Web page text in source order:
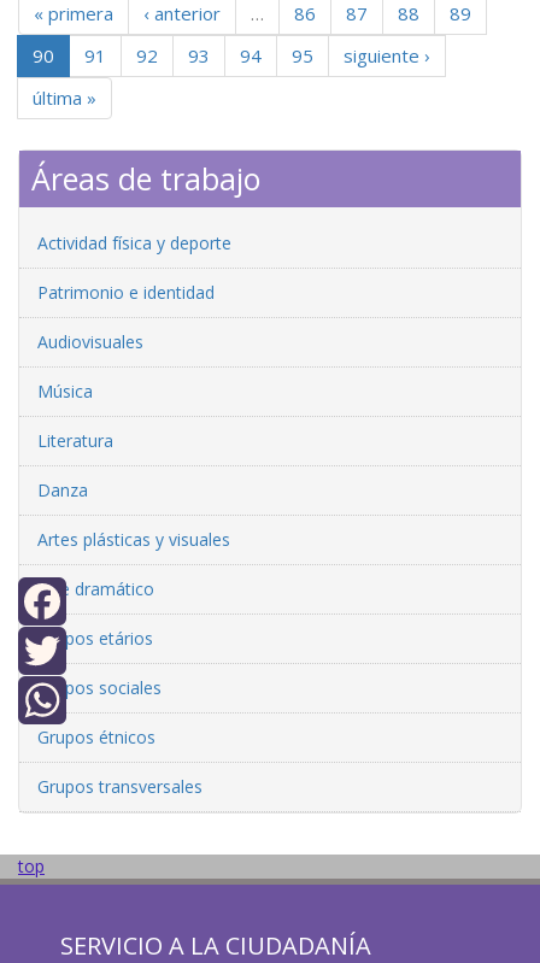
« primera ‹ anterior … 86 87 88
89
90
91 92 93 94 95
siguiente ›
última »
Facebook
Twitter
WhatsApp
Áreas de trabajo
Actividad física y deporte
Patrimonio e identidad
Audiovisuales
Música
Literatura
Danza
Artes plásticas y visuales
Arte dramático
Grupos etários
Grupos sociales
Grupos étnicos
Grupos transversales
top
SERVICIO A LA CIUDADANÍA